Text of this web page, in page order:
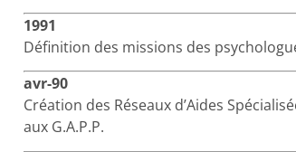
1991
Définition des missions des
avr-90
Création des Réseaux d’Aides
aux G.A.P.P.